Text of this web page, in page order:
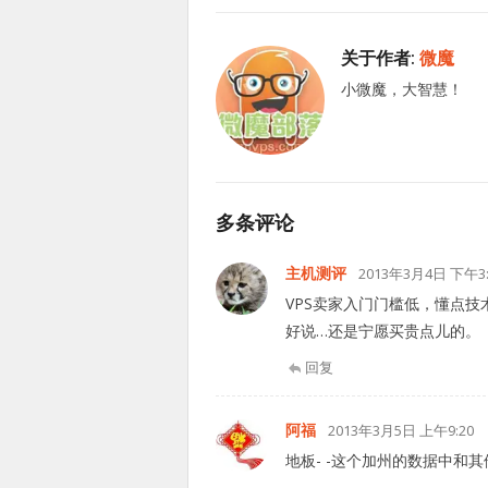
关于作者: 微魔
小微魔，大智慧！
多条评论
主机测评 2013年3月4日 下午
VPS卖家入门门槛低，懂点
好说…还是宁愿买贵点儿的。
回复
阿福 2013年3月5日 上午9:20
地板- -这个加州的数据中和